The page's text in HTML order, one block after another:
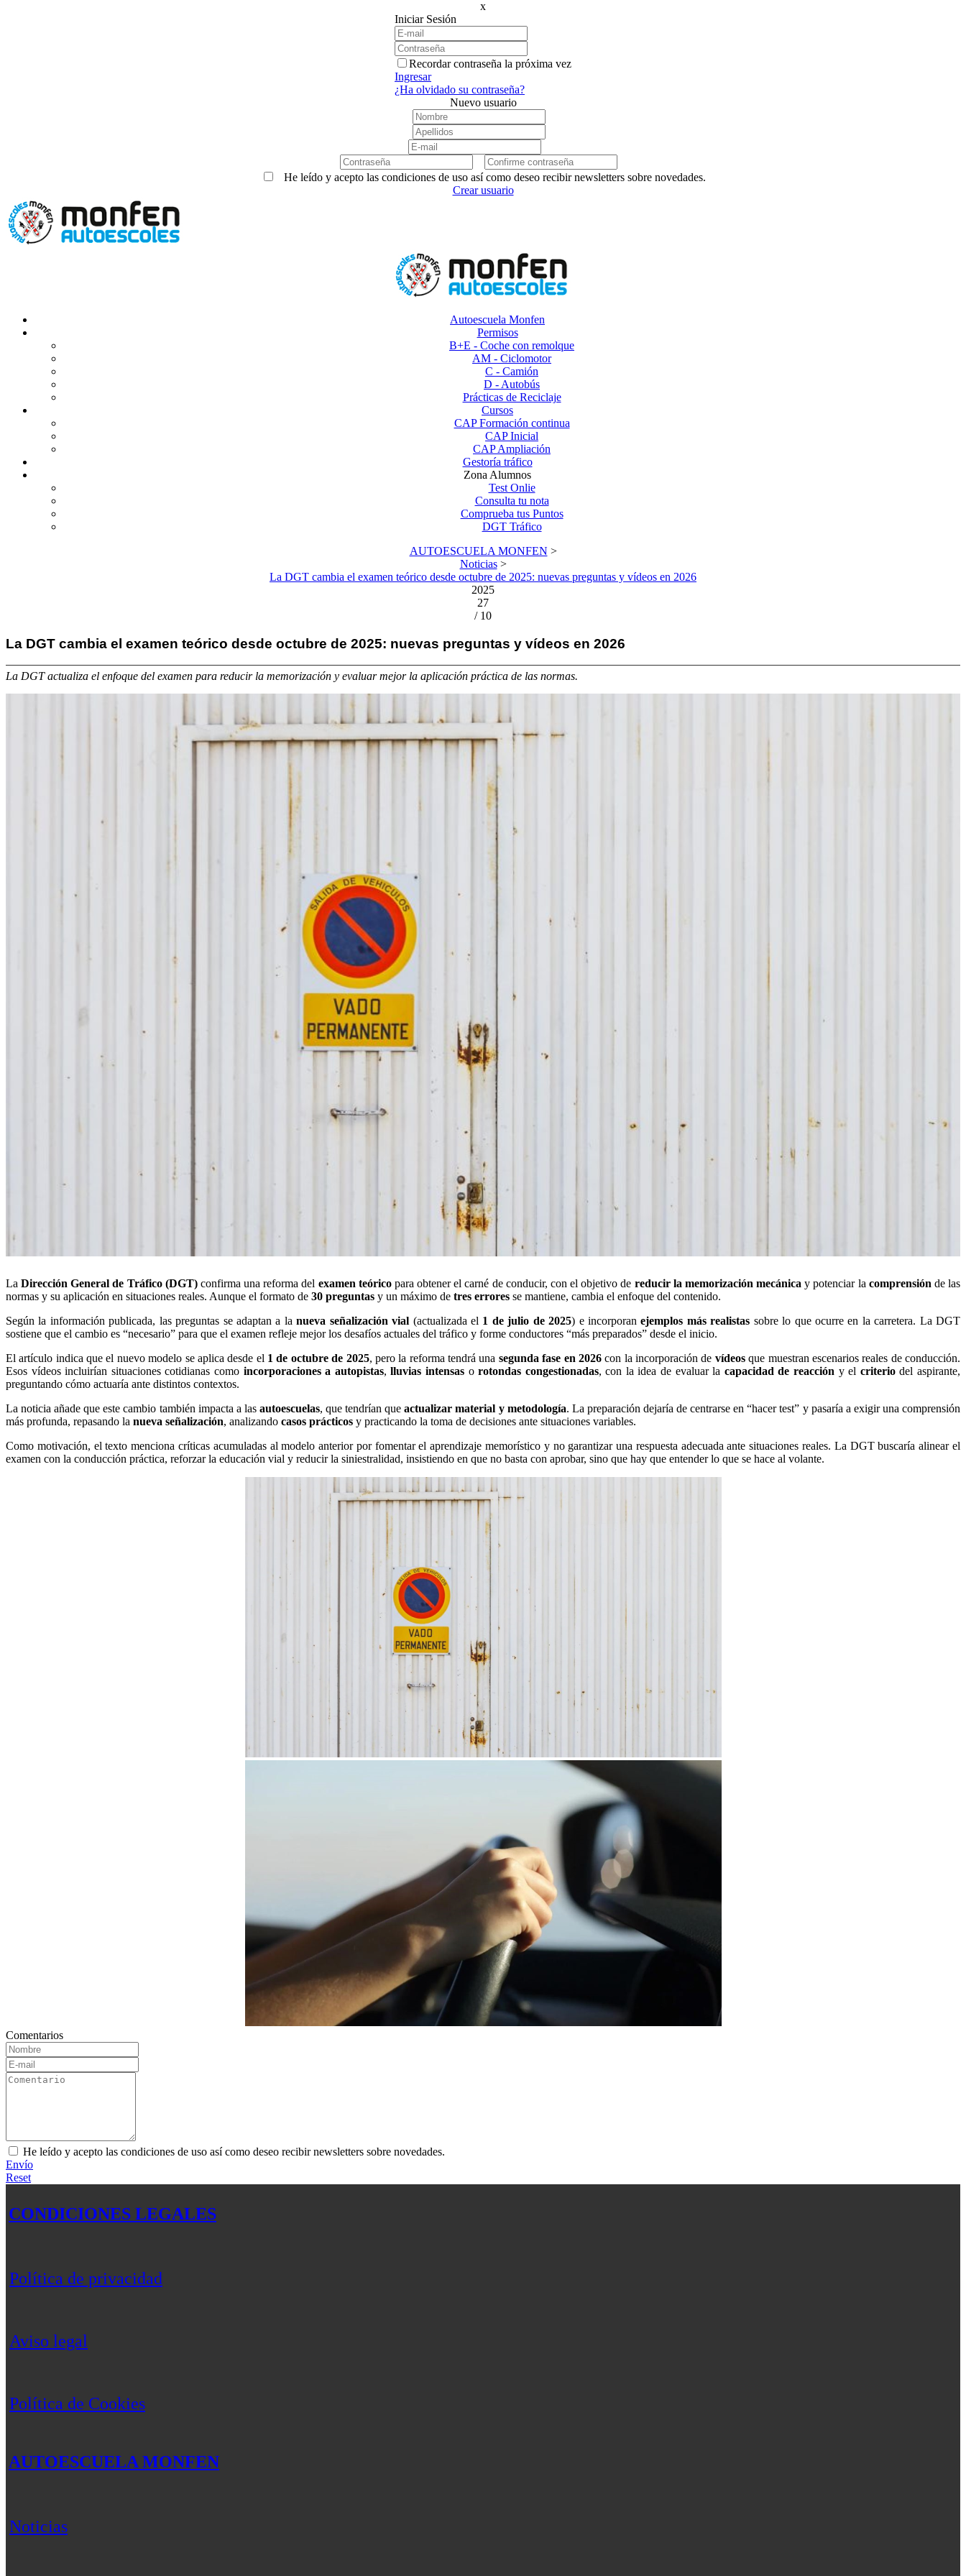
x
Iniciar Sesión
Recordar contraseña la próxima vez
Ingresar
¿Ha olvidado su contraseña?
Nuevo usuario
He leído y acepto las condiciones de uso así como deseo recibir newsletters sobre novedades.
Crear usuario
Autoescuela Monfen
Permisos
B+E - Coche con remolque
AM - Ciclomotor
C - Camión
D - Autobús
Prácticas de Reciclaje
Cursos
CAP Formación continua
CAP Inicial
CAP Ampliación
Gestoría tráfico
Zona Alumnos
Test Onlie
Consulta tu nota
Comprueba tus Puntos
DGT Tráfico
AUTOESCUELA MONFEN >
Noticias>
La DGT cambia el examen teórico desde octubre de 2025: nuevas preguntas y vídeos en 2026
2025
27
/ 10
La DGT cambia el examen teórico desde octubre de 2025: nuevas preguntas y vídeos en 2026
La DGT actualiza el enfoque del examen para reducir la memorización y evaluar mejor la aplicación práctica de las normas.
LaDirección General de Tráfico (DGT)confirma una reforma del examen teóricopara obtener el carné de conducir, con el objetivo de reducir la memorización mecánica y potenciar la comprensión de las
normas y su aplicación en situaciones reales. Aunque el formato de 30 preguntas y un máximo de tres errores se mantiene, cambia el enfoque del contenido.
Según la información publicada, las preguntas se adaptan a lanueva señalización vial (actualizada el 1 de julio de 2025) e incorporanejemplos más realistas sobre lo que ocurre en la carretera. La DGT
sostiene que el cambio es “necesario” para que el examen refleje mejor los desafíos actuales del tráfico y forme conductores “más preparados” desde el inicio.
El artículo indica que el nuevo modelo se aplica desde el 1 de octubre de 2025, pero la reforma tendrá una segunda fase en 2026con la incorporación de vídeosque muestran escenarios reales de conducción.
Esos vídeos incluirían situaciones cotidianas como incorporaciones a autopistas,lluvias intensasorotondas congestionadas, con la idea de evaluar la capacidad de reacción y el criteriodel aspirante,
preguntando cómo actuaría ante distintos contextos.
La noticia añade que este cambio también impacta a las autoescuelas, que tendrían queactualizar material y metodología. La preparación dejaría de centrarse en “hacer test” y pasaría a exigir una comprensión
más profunda, repasando la nueva señalización, analizando casos prácticos y practicando la toma de decisiones ante situaciones variables.
Como motivación, el texto menciona críticas acumuladas al modelo anterior por fomentar el aprendizaje memorístico y no garantizar una respuesta adecuada ante situaciones reales. La DGT buscaría alinear el
examen con la conducción práctica, reforzar la educación vial y reducir la siniestralidad, insistiendo en que no basta con aprobar, sino que hay que entender lo que se hace al volante.
Comentarios
He leído y acepto las condiciones de uso así como deseo recibir newsletters sobre novedades.
Envío
Reset
CONDICIONES LEGALES
Política de privacidad
Aviso legal
Política de Cookies
AUTOESCUELA MONFEN
Noticias